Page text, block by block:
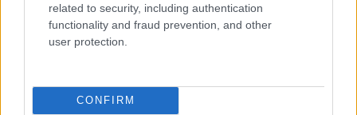
related to security, including authentication
functionality and fraud prevention, and other
user protection.
CONFIRM
Ε ρε τι κάνουν οι ρακές ...!!! Ο δρόμος φταιει το